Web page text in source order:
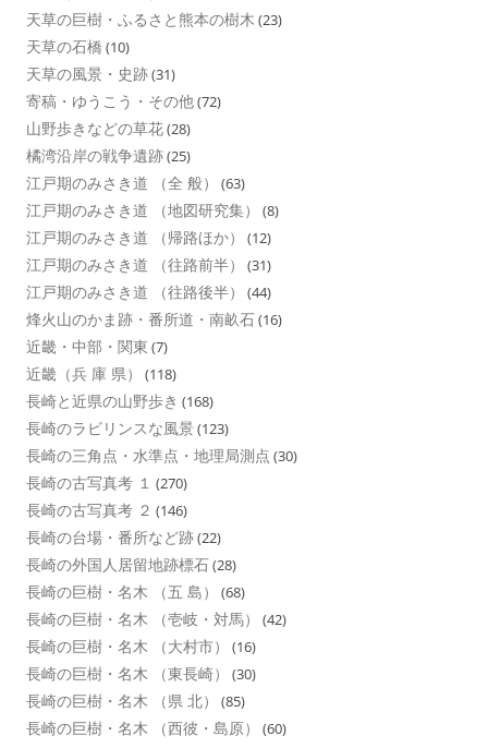
天草の巨樹・ふるさと熊本の樹木 (23)
天草の石橋 (10)
天草の風景・史跡(31)
寄稿・ゆうこう・その他(72)
山野歩きなどの草花(28)
橘湾沿岸の戦争遺跡(25)
江戸期のみさき道 （全 般） (63)
江戸期のみさき道 （地図研究集） (8)
江戸期のみさき道 （帰路ほか） (12)
江戸期のみさき道 （往路前半） (31)
江戸期のみさき道 （往路後半） (44)
烽火山のかま跡・番所道・南畝石(16)
近畿・中部・関東 (7)
近畿（兵 庫 県） (118)
長崎と近県の山野歩き (168)
長崎のラビリンスな風景 (123)
長崎の三角点・水準点・地理局測点 (30)
長崎の古写真考 １ (270)
長崎の古写真考 ２ (146)
長崎の台場・番所など跡(22)
長崎の外国人居留地跡標石(28)
長崎の巨樹・名木 （五 島） (68)
長崎の巨樹・名木 （壱岐・対馬） (42)
長崎の巨樹・名木 （大村市） (16)
長崎の巨樹・名木 （東長崎） (30)
長崎の巨樹・名木 （県 北） (85)
長崎の巨樹・名木 （西彼・島原） (60)